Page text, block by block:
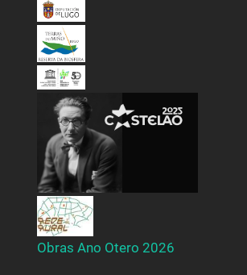
Obras Ano Otero 2026